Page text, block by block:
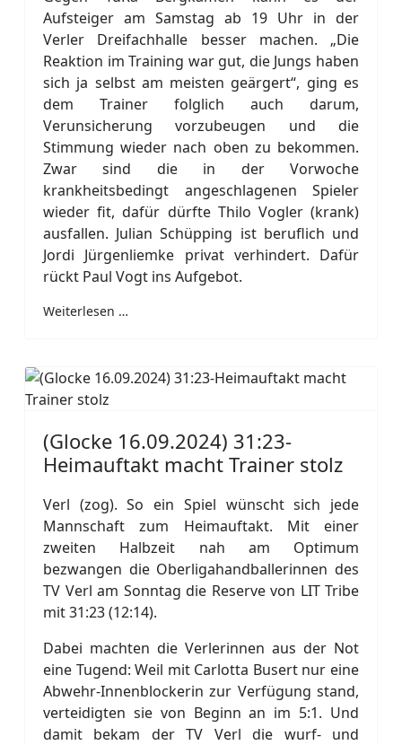
Aufsteiger am Samstag ab 19 Uhr in der
Verler Dreifachhalle besser machen. „Die
Reaktion im Training war gut, die Jungs haben
sich ja selbst am meisten geärgert“, ging es
dem Trainer folglich auch darum,
Verunsicherung vorzubeugen und die
Stimmung wieder nach oben zu bekommen.
Zwar sind die in der Vorwoche
krankheitsbedingt angeschlagenen Spieler
wieder fit, dafür dürfte Thilo Vogler (krank)
ausfallen. Julian Schüpping ist beruflich und
Jordi Jürgenliemke privat verhindert. Dafür
rückt Paul Vogt ins Aufgebot.
Weiterlesen …
(Glocke 16.09.2024) 31:23-
Heimauftakt macht Trainer stolz
Verl (zog). So ein Spiel wünscht sich jede
Mannschaft zum Heimauftakt. Mit einer
zweiten Halbzeit nah am Optimum
bezwangen die Oberligahandballerinnen des
TV Verl am Sonntag die Reserve von LIT Tribe
mit 31:23 (12:14).
Dabei machten die Verlerinnen aus der Not
eine Tugend: Weil mit Carlotta Busert nur eine
Abwehr-Innenblockerin zur Verfügung stand,
verteidigten sie von Beginn an im 5:1. Und
damit bekam der TV Verl die wurf- und